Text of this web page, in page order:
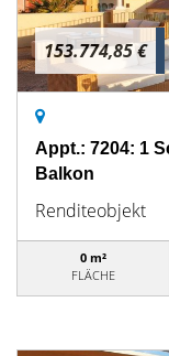
153.774,85 €
Appt.: 7204: 1
Balkon
Renditeobjekt
0 m²
FLÄCHE